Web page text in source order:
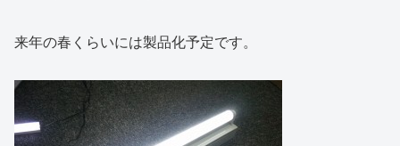
来年の春くらいには製品化予定です。